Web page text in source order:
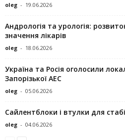
oleg - 19.06.2026
Андрологія та урологія:
значення лікарів
oleg - 18.06.2026
Україна та Росія оголосили
Запорізької АЕС
oleg - 05.06.2026
Сайлентблоки і втулки для
oleg - 04.06.2026